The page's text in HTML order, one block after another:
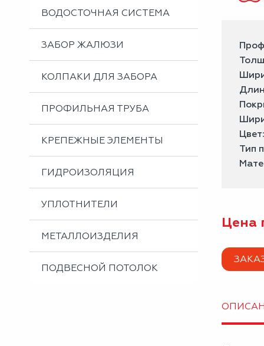
ВОДОСТОЧНАЯ СИСТЕМА
ЗАБОР ЖАЛЮЗИ
КОЛПАКИ ДЛЯ ЗАБОРА
ПРОФИЛЬНАЯ ТРУБА
КРЕПЕЖНЫЕ ЭЛЕМЕНТЫ
ГИДРОИЗОЛЯЦИЯ
УПЛОТНИТЕЛИ
МЕТАЛЛОИЗДЕЛИЯ
ПОДВЕСНОЙ ПОТОЛОК
Тип
Цена